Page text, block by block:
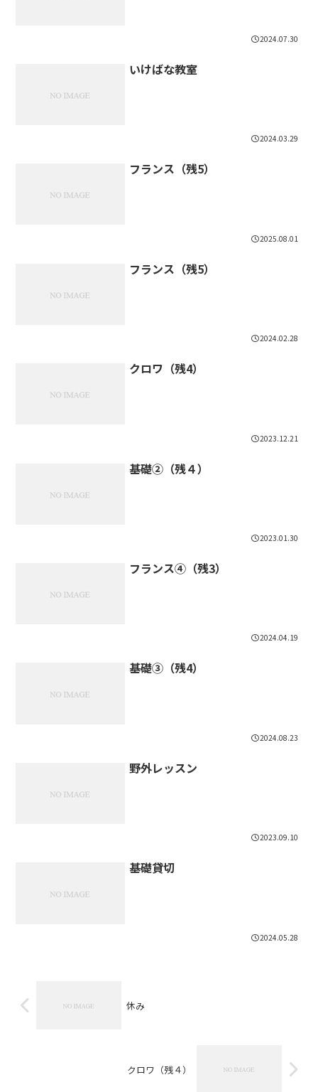
2024.07.30
いけばな教室
2024.03.29
フランス（残5）
2025.08.01
フランス（残5）
2024.02.28
クロワ（残4）
2023.12.21
基礎②（残４）
2023.01.30
フランス④（残3）
2024.04.19
基礎③（残4）
2024.08.23
野外レッスン
2023.09.10
基礎貸切
2024.05.28
休み
クロワ（残４）